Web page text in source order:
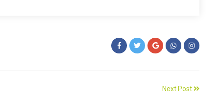
Next Post